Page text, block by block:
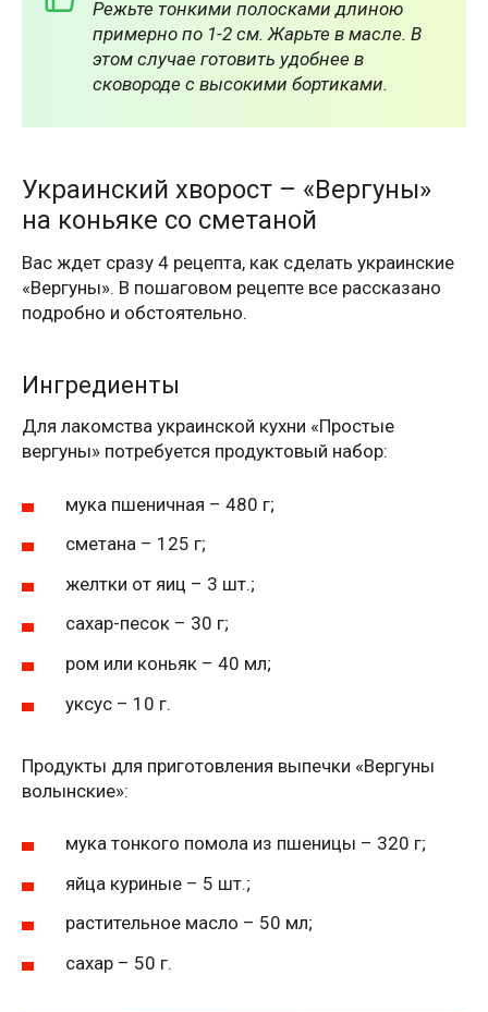
Режьте тонкими полосками длиною
примерно по 1-2 см. Жарьте в масле. В
этом случае готовить удобнее в
сковороде с высокими бортиками.
Украинский хворост – «Вергуны»
на коньяке со сметаной
Вас ждет сразу 4 рецепта, как сделать украинские
«Вергуны». В пошаговом рецепте все рассказано
подробно и обстоятельно.
Ингредиенты
Для лакомства украинской кухни «Простые
вергуны» потребуется продуктовый набор:
мука пшеничная – 480 г;
сметана – 125 г;
желтки от яиц – 3 шт.;
сахар-песок – 30 г;
ром или коньяк – 40 мл;
уксус – 10 г.
Продукты для приготовления выпечки «Вергуны
волынские»:
мука тонкого помола из пшеницы – 320 г;
яйца куриные – 5 шт.;
растительное масло – 50 мл;
сахар – 50 г.